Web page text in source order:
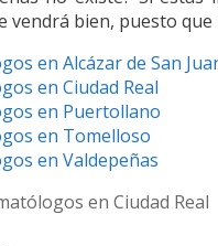
vendrá bien, puesto
en Alcázar de San
en Ciudad Real
en Puertollano
en Tomelloso
en Valdepeñas
en Ciudad Real